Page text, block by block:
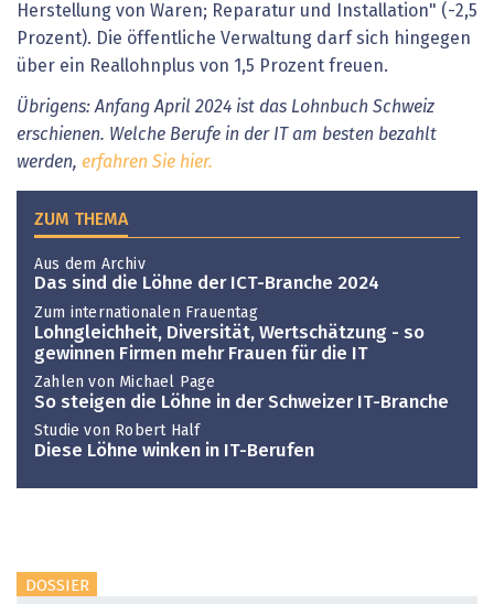
Herstellung von Waren; Reparatur und Installation" (-2,5
Prozent). Die öffentliche Verwaltung darf sich hingegen
über ein Reallohnplus von 1,5 Prozent freuen.
Übrigens: Anfang April 2024 ist das Lohnbuch Schweiz
erschienen. Welche Berufe in der IT am besten bezahlt
werden, erfahren Sie hier.
ZUM THEMA
Aus dem Archiv
Das sind die Löhne der ICT-Branche 2024
Zum internationalen Frauentag
Lohngleichheit, Diversität, Wertschätzung - so
gewinnen Firmen mehr Frauen für die IT
Zahlen von Michael Page
So steigen die Löhne in der Schweizer IT-Branche
Studie von Robert Half
Diese Löhne winken in IT-Berufen
DOSSIER